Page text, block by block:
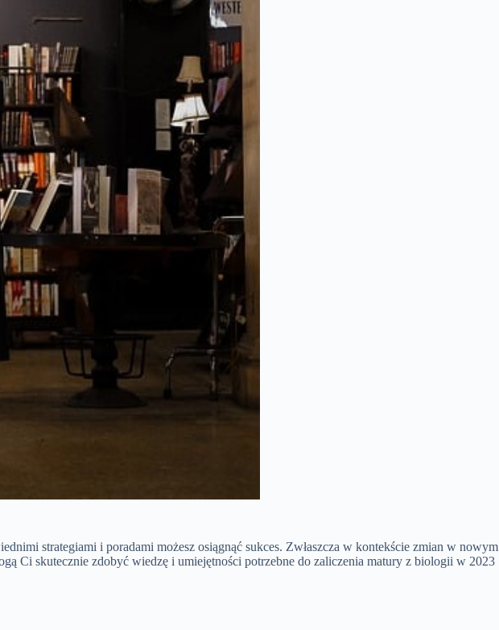
strategiami i poradami możesz osiągnąć sukces. Zwłaszcza w kontekście zmian w nowym
Ci skutecznie zdobyć wiedzę i umiejętności potrzebne do zaliczenia matury z biologii w 2023